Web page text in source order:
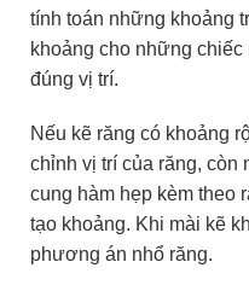
tính toán những khoảng
khoảng cho những
đúng vị trí.
Nếu kẽ răng có khoảng
chỉnh vị trí của răng, còn
cung hàm hẹp kèm theo
tạo khoảng. Khi mài kẽ
phương án nhổ răng.